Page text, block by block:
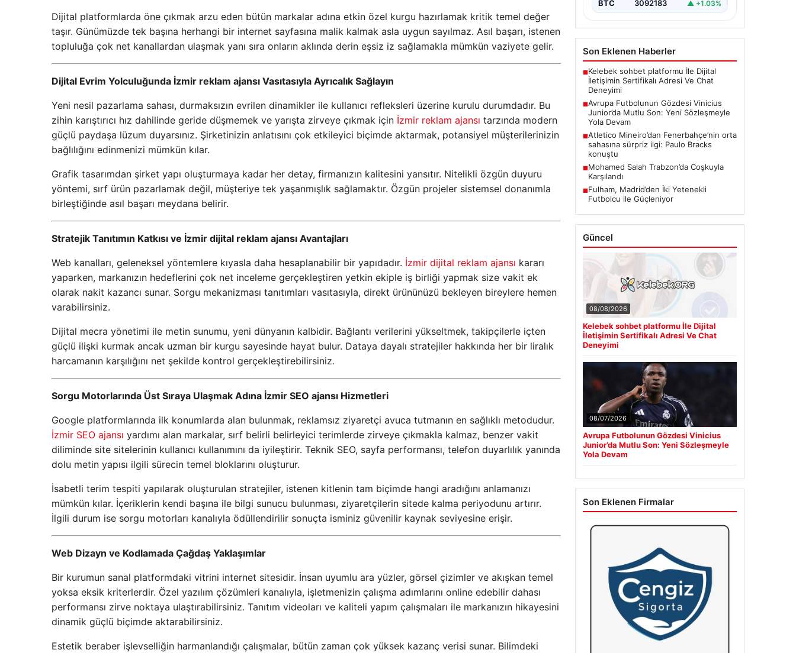
Dijital platformlarda öne çıkmak arzu eden bütün markalar adına etkin özel kurgu hazırlamak kritik temel değer
taşır. Günümüzde tek başına herhangi bir internet sayfasına malik kalmak asla uygun sayılmaz. Asıl başarı, istenen
topluluğa çok net kanallardan ulaşmak yanı sıra onların aklında derin eşsiz iz sağlamakla mümkün vaziyete gelir.
Dijital Evrim Yolculuğunda İzmir reklam ajansı Vasıtasıyla Ayrıcalık Sağlayın
Yeni nesil pazarlama sahası, durmaksızın evrilen dinamikler ile kullanıcı refleksleri üzerine kurulu durumdadır. Bu
zihin karıştırıcı hız dahilinde geride düşmemek ve yarışta zirveye çıkmak için İzmir reklam ajansı tarzında modern
güçlü paydaşa lüzum duyarsınız. Şirketinizin anlatısını çok etkileyici biçimde aktarmak, potansiyel müşterilerinizin
bağlılığını edinmenizi mümkün kılar.
Grafik tasarımdan şirket yapı oluşturmaya kadar her detay, firmanızın kalitesini yansıtır. Nitelikli özgün duyuru
yöntemi, sırf ürün pazarlamak değil, müşteriye tek yaşanmışlık sağlamaktır. Özgün projeler sistemsel donanımla
birleştiğinde asıl başarı meydana belirir.
Stratejik Tanıtımın Katkısı ve İzmir dijital reklam ajansı Avantajları
Web kanalları, geleneksel yöntemlere kıyasla daha hesaplanabilir bir yapıdadır. İzmir dijital reklam ajansı kararı
yaparken, markanızın hedeflerini çok net inceleme gerçekleştiren yetkin ekiple iş birliği yapmak size vakit ek
olarak nakit kazancı sunar. Sorgu mekanizması tanıtımları vasıtasıyla, direkt ürününüzü bekleyen bireylere hemen
varabilirsiniz.
Dijital mecra yönetimi ile metin sunumu, yeni dünyanın kalbidir. Bağlantı verilerini yükseltmek, takipçilerle içten
güçlü ilişki kurmak ancak uzman bir kurgu sayesinde hayat bulur. Dataya dayalı stratejiler hakkında her bir liralık
harcamanın karşılığını net şekilde kontrol gerçekleştirebilirsiniz.
Sorgu Motorlarında Üst Sıraya Ulaşmak Adına İzmir SEO ajansı Hizmetleri
Google platformlarında ilk konumlarda alan bulunmak, reklamsız ziyaretçi avuca tutmanın en sağlıklı metodudur.
İzmir SEO ajansı yardımı alan markalar, sırf belirli belirleyici terimlerde zirveye çıkmakla kalmaz, benzer vakit
diliminde site sitelerinin kullanıcı kullanımını da iyileştirir. Teknik SEO, sayfa performansı, telefon duyarlılık yanında
dolu metin yapısı ilgili sürecin temel bloklarını oluşturur.
İsabetli terim tespiti yapılarak oluşturulan stratejiler, istenen kitlenin tam biçimde hangi aradığını anlamanızı
mümkün kılar. İçeriklerin kendi başına ile bilgi sunucu bulunması, ziyaretçilerin sitede kalma periyodunu artırır.
İlgili durum ise sorgu motorları kanalıyla ödüllendirilir sonuçta isminiz güvenilir kaynak seviyesine erişir.
Web Dizayn ve Kodlamada Çağdaş Yaklaşımlar
Bir kurumun sanal platformdaki vitrini internet sitesidir. İnsan uyumlu ara yüzler, görsel çizimler ve akışkan temel
yoksa eksik kriterlerdir. Özel yazılım çözümleri kanalıyla, işletmenizin çalışma adımlarını online edebilir dahası
performansı zirve noktaya ulaştırabilirsiniz. Tanıtım videoları ve kaliteli yapım çalışmaları ile markanızın hikayesini
dinamik güçlü biçimde aktarabilirsiniz.
Estetik beraber işlevselliğin harmanlandığı çalışmalar, bütün zaman çok yüksek kazanç verisi sunar. Bilimdeki
BTC 3092183 ▲ +1.03%
Son Eklenen Haberler
■Kelebek sohbet platformu İle Dijital
İletişimin Sertifikalı Adresi Ve Chat
Deneyimi
■Avrupa Futbolunun Gözdesi Vinicius
Junior’da Mutlu Son: Yeni Sözleşmeyle
Yola Devam
■Atletico Mineiro’dan Fenerbahçe’nin orta
sahasına sürpriz ilgi: Paulo Bracks
konuştu
■Mohamed Salah Trabzon’da Coşkuyla
Karşılandı
■Fulham, Madrid’den İki Yetenekli
Futbolcu ile Güçleniyor
Güncel
08/08/2026
Kelebek sohbet platformu İle Dijital
İletişimin Sertifikalı Adresi Ve Chat
Deneyimi
08/07/2026
Avrupa Futbolunun Gözdesi Vinicius
Junior’da Mutlu Son: Yeni Sözleşmeyle
Yola Devam
Son Eklenen Firmalar